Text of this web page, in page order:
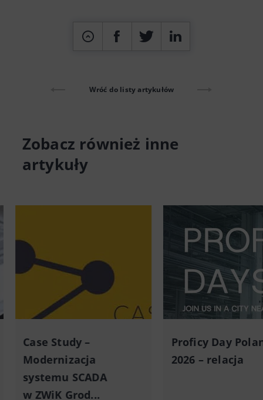
Wróć do listy artykułów
Zobacz również inne
artykuły
Case Study –
Modernizacja
systemu SCADA
w ZWiK Grod...
Proficy Day
2026 – relacja